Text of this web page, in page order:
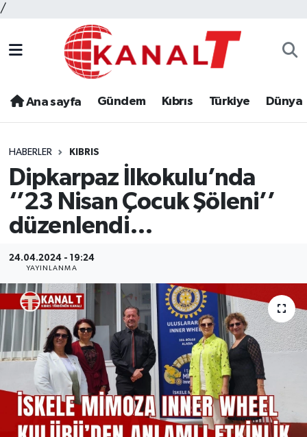
/
Ana sayfa Gündem Kıbrıs Türkiye Dünya
HABERLER KIBRIS
Dipkarpaz İlkokulu’nda
‘’23 Nisan Çocuk Şöleni’’
düzenlendi…
24.04.2024 - 19:24
YAYINLANMA